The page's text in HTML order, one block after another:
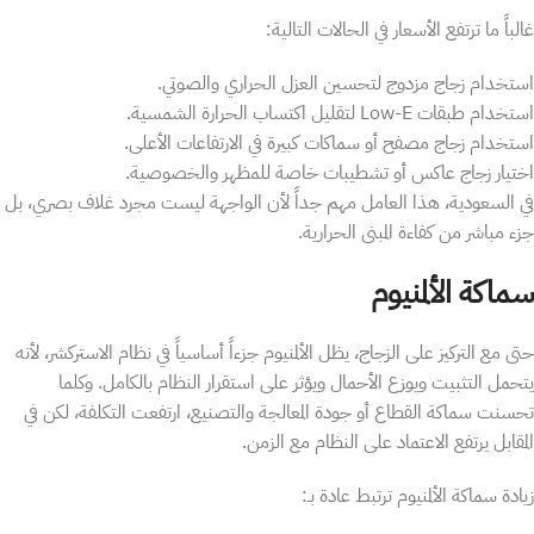
غالباً ما ترتفع الأسعار في الحالات التالية:
استخدام زجاج مزدوج لتحسين العزل الحراري والصوتي.
استخدام طبقات Low-E لتقليل اكتساب الحرارة الشمسية.
استخدام زجاج مصفح أو سماكات كبيرة في الارتفاعات الأعلى.
اختيار زجاج عاكس أو تشطيبات خاصة للمظهر والخصوصية.
في السعودية، هذا العامل مهم جداً لأن الواجهة ليست مجرد غلاف بصري، بل
جزء مباشر من كفاءة المبنى الحرارية.
سماكة الألمنيوم
حتى مع التركيز على الزجاج، يظل الألمنيوم جزءاً أساسياً في نظام الاستركشر، لأنه
يتحمل التثبيت ويوزع الأحمال ويؤثر على استقرار النظام بالكامل. وكلما
تحسنت سماكة القطاع أو جودة المعالجة والتصنيع، ارتفعت التكلفة، لكن في
المقابل يرتفع الاعتماد على النظام مع الزمن.
زيادة سماكة الألمنيوم ترتبط عادة بـ: